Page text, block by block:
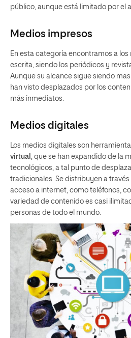
público, aunque está limitado por el
Medios impresos
En esta categoría encontramos a
escrita, siendo los periódicos y
Aunque su alcance sigue siendo
han visto desplazados por los
más inmediatos.
Medios digitales
Los medios digitales son
virtual , que se han expandido de la
tecnológicos, a tal punto de
tradicionales. Se distribuyen a
acceso a internet, como teléfonos,
variedad de contenido es casi
personas de todo el mundo.